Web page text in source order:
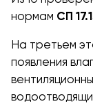
нормам СП
На третьем
появления